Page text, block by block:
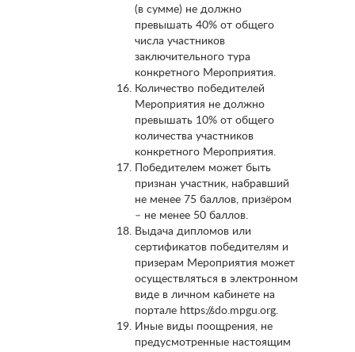
(в сумме) не должно
превышать 40% от общего
числа участников
заключительного тура
конкретного Мероприятия.
Количество победителей
Мероприятия не должно
превышать 10% от общего
количества участников
конкретного Мероприятия.
Победителем может быть
признан участник, набравший
не менее 75 баллов, призёром
– не менее 50 баллов.
Выдача дипломов или
сертификатов победителям и
призерам Мероприятия может
осуществляться в электронном
виде в личном кабинете на
портале https://sdo.mpgu.org.
Иные виды поощрения, не
предусмотренные настоящим